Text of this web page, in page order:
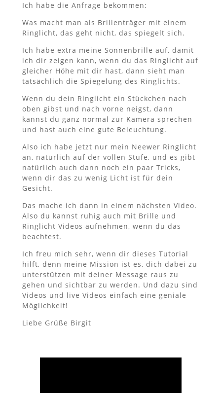
r
e
s
t
e
d
I
n
Ich habe die Anfrage bekommen:
Was macht man als Brillenträger mit einem
Ringlicht, das geht nicht, das spiegelt sich.
Ich habe extra meine Sonnenbrille auf, damit
ich dir zeigen kann, wenn du das Ringlicht auf
gleicher Höhe mit dir hast, dann sieht man
tatsächlich die Spiegelung des Ringlichts.
Wenn du dein Ringlicht ein Stückchen nach
oben gibst und nach vorne neigst, dann
kannst du ganz normal zur Kamera sprechen
und hast auch eine gute Beleuchtung.
Also ich habe jetzt nur mein Neewer Ringlicht
an, natürlich auf der vollen Stufe, und es gibt
natürlich auch dann noch ein paar Tricks,
wenn dir das zu wenig Licht ist für dein
Gesicht.
Das mache ich dann in einem nächsten Video.
Also du kannst ruhig auch mit Brille und
Ringlicht Videos aufnehmen, wenn du das
beachtest.
Ich freu mich sehr, wenn dir dieses Tutorial
hilft, denn meine Mission ist es, dich dabei zu
unterstützen mit deiner Message raus zu
gehen und sichtbar zu werden. Und dazu sind
Videos und live Videos einfach eine geniale
Möglichkeit!
Liebe Grüße Birgit